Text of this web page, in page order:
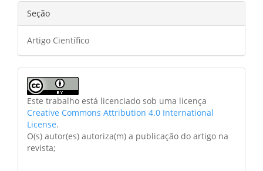
Seção
Artigo Científico
Este trabalho está licenciado sob uma licença
Creative Commons Attribution 4.0 International
License.
O(s) autor(es) autoriza(m) a publicação do artigo na
revista;